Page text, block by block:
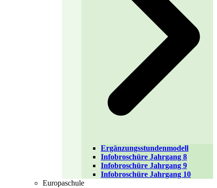
Ergänzungsstundenmodell
Infobroschüre Jahrgang 8
Infobroschüre Jahrgang 9
Infobroschüre Jahrgang 10
Europaschule